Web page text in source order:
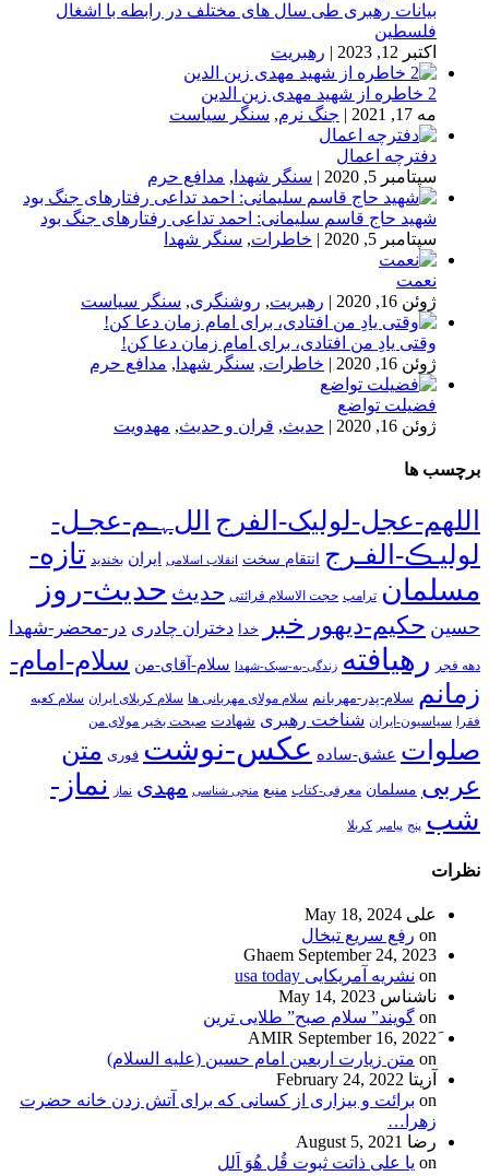
بیانات رهبری طی سال های مختلف در رابطه با اشغال
فلسطین
اکتبر 12, 2023
| رهبریت
2 خاطره از شهید مهدی زین الدین
مه 17, 2021
| جنگ نرم, سنگر سیاست
دفترچه اعمال
سپتامبر 5, 2020
| سنگر شهدا , مدافع حرم
شهید حاج قاسم سلیمانی: احمد تداعی رفتارهای جنگ بود
سپتامبر 5, 2020
| خاطرات, سنگر شهدا
نعمت
ژوئن 16, 2020
| رهبریت, روشنگری, سنگر سیاست
وقتی یادِ من افتادی، برای امام زمان دعا کن!
ژوئن 16, 2020
| خاطرات, سنگر شهدا , مدافع حرم
فضیلت تواضع
ژوئن 16, 2020
| حدیث, قران و حدیث, مهدویت
برچسب ها
اللهم-عجل-لولیک-الفرج اللﮩـم-عجـل-
لولیـڪ-الفـرج انتقام سخت انقلاب اسلامی ایران بخندید تازه-
مسلمان ترامپ حجت الاسلام قرائتی حدیث حدیث-روز
حسین حکیم-دیهور خبر خدا دختران چادری در-محضر-شهدا
دهه فجر رهیافته زندگی-به-سبک-شهدا سلام-آقای-من سلام-امام-
زمانم سلام-پدر-مهربانم سلام مولای مهربانی ها سلام کربلای ایران سلام کعبه
فقرا سیاسیون-ایران شناخت رهبری شهادت صبحت بخیر مولای من
صلوات عشق-ساده عکس-نوشت فوری متن
عربی مسلمان معرفی-کتاب منبع منجی شناسی مهدی نماز
نماز-
شب پنج پیامبر کربلا
نظرات
علی May 18, 2024
on رفع سریع تبخال
Ghaem September 24, 2023
on نشریه آمریکایی usa today
ناشناس May 14, 2023
on گویند” سلام صبح” طلایی ترین
September 16, 2022
on متن زیارت اربعین امام حسین (علیه السلام)
آزیتا February 24, 2022
on برائت و بیزاری از کسانی که برای آتش زدن خانه حضرت
زهرا…
رضا August 5, 2021
on یا علی ذاتت ثبوت قُل هُوَ اَلل